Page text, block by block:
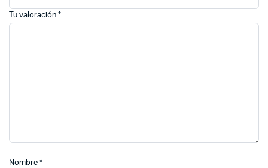
Tu valoración *
Nombre *